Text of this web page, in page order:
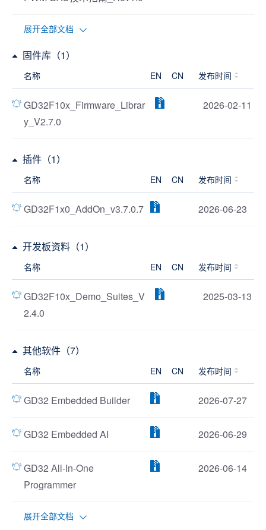
展开全部文档
固件库（1）
名称 EN CN 发布时间
GD32F10x_Firmware_Librar
y_V2.7.0
2026-02-11
插件（1）
名称 EN CN 发布时间
GD32F1x0_AddOn_v3.7.0.7 2026-06-23
开发板资料（1）
名称 EN CN 发布时间
GD32F10x_Demo_Suites_V
2.4.0
2025-03-13
其他软件（7）
名称 EN CN 发布时间
GD32 Embedded Builder 2026-07-27
GD32 Embedded AI 2026-06-29
GD32 All-In-One
Programmer
2026-06-14
展开全部文档